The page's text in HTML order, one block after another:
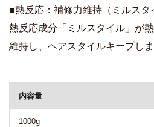
■熱反応：補修力維持（ミルスタ
熱反応成分「ミルスタイル」が
維持し、ヘアスタイルキープしま
内容量
1000g